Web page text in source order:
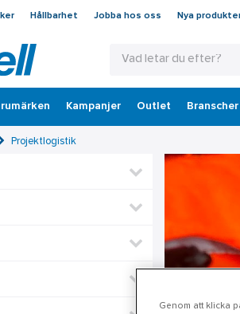
Hållbarhet Jobba hos oss Nya
Kampanjer Outlet Branscher
Projektlogistik
Genom att klicka